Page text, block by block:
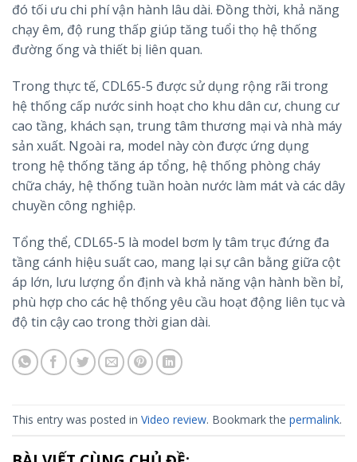
đó tối ưu chi phí vận hành lâu dài. Đồng thời, khả năng
chạy êm, độ rung thấp giúp tăng tuổi thọ hệ thống
đường ống và thiết bị liên quan.
Trong thực tế, CDL65-5 được sử dụng rộng rãi trong
hệ thống cấp nước sinh hoạt cho khu dân cư, chung cư
cao tầng, khách sạn, trung tâm thương mại và nhà máy
sản xuất. Ngoài ra, model này còn được ứng dụng
trong hệ thống tăng áp tổng, hệ thống phòng cháy
chữa cháy, hệ thống tuần hoàn nước làm mát và các dây
chuyền công nghiệp.
Tổng thể, CDL65-5 là model bơm ly tâm trục đứng đa
tầng cánh hiệu suất cao, mang lại sự cân bằng giữa cột
áp lớn, lưu lượng ổn định và khả năng vận hành bền bỉ,
phù hợp cho các hệ thống yêu cầu hoạt động liên tục và
độ tin cậy cao trong thời gian dài.
This entry was posted in Video review. Bookmark the permalink.